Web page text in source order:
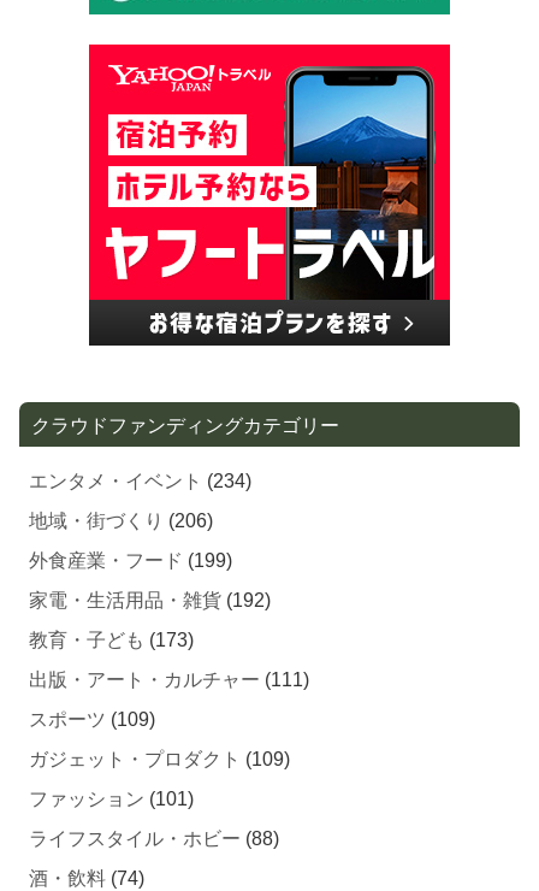
クラウドファンディングカテゴリー
エンタメ・イベント (234)
地域・街づくり (206)
外食産業・フード (199)
家電・生活用品・雑貨 (192)
教育・子ども (173)
出版・アート・カルチャー (111)
スポーツ (109)
ガジェット・プロダクト (109)
ファッション (101)
ライフスタイル・ホビー (88)
酒・飲料 (74)